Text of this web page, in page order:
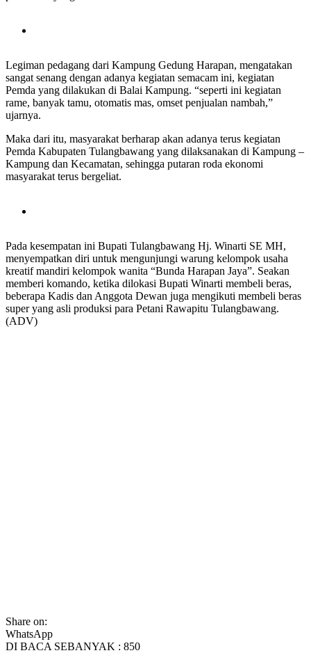
Legiman pedagang dari Kampung Gedung Harapan, mengatakan
sangat senang dengan adanya kegiatan semacam ini, kegiatan
Pemda yang dilakukan di Balai Kampung. “seperti ini kegiatan
rame, banyak tamu, otomatis mas, omset penjualan nambah,”
ujarnya.
Maka dari itu, masyarakat berharap akan adanya terus kegiatan
Pemda Kabupaten Tulangbawang yang dilaksanakan di Kampung –
Kampung dan Kecamatan, sehingga putaran roda ekonomi
masyarakat terus bergeliat.
Pada kesempatan ini Bupati Tulangbawang Hj. Winarti SE MH,
menyempatkan diri untuk mengunjungi warung kelompok usaha
kreatif mandiri kelompok wanita “Bunda Harapan Jaya”. Seakan
memberi komando, ketika dilokasi Bupati Winarti membeli beras,
beberapa Kadis dan Anggota Dewan juga mengikuti membeli beras
super yang asli produksi para Petani Rawapitu Tulangbawang.
(ADV)
Share on:
WhatsApp
DI BACA SEBANYAK : 850